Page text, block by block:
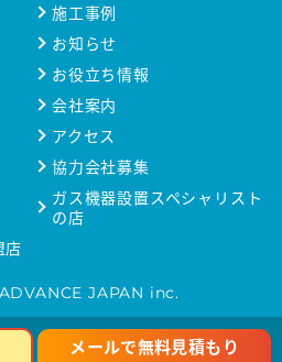
施工事例
お知らせ
お役立ち情報
会社案内
アクセス
協力会社募集
ガス機器設置スペシャリスト
の店
店
JAPAN inc.
メールで無料見積もり